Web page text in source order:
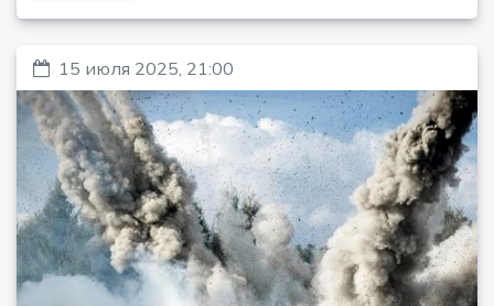
15 июля 2025, 21:00